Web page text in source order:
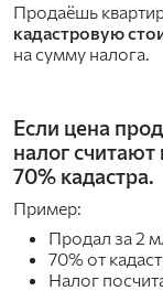
Продаёшь
кадастровую
на сумму налога.
Если цена
налог
70% кадастра.
Пример:
Продал за 2
70% от
Налог